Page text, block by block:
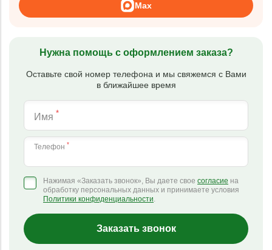
Max
Нужна помощь с оформлением заказа?
Оставьте свой номер телефона и мы свяжемся с Вами
в ближайшее время
Имя *
Телефон *
Нажимая «Заказать звонок», Вы даете свое согласие на
обработку персональных данных и принимаете условия
Политики конфиденциальности.
Заказать звонок